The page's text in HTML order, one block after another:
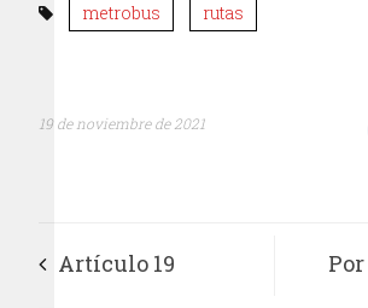
metrobus rutas
19 de noviembre de 2021
Artículo 19